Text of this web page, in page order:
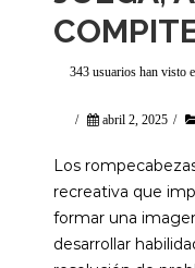
343 usuarios han visto
/ abril 2, 2025 /
Los
recreativa que
formar una
desarrollar